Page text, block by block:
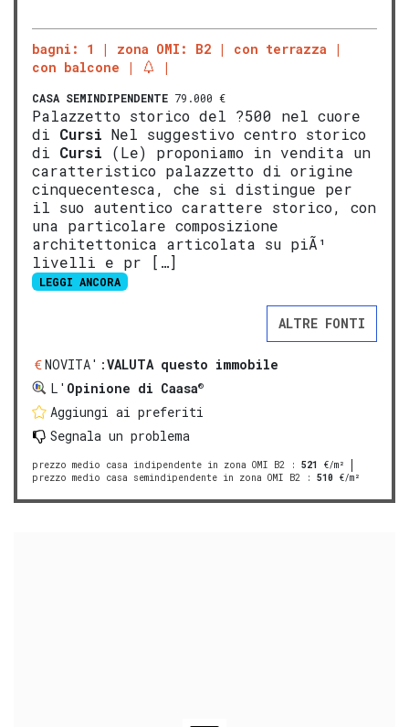
bagni: 1 zona OMI: B2
con terrazza
con balcone
CASA SEMINDIPENDENTE 79.000 €
Palazzetto storico del ?500 nel cuore
di Cursi Nel suggestivo centro storico
di Cursi (Le) proponiamo in vendita un
caratteristico palazzetto di origine
cinquecentesca, che si distingue per
il suo autentico carattere storico, con
una particolare composizione
architettonica articolata su piÃ¹
livelli e pr […]
LEGGI ANCORA
ALTRE FONTI
NOVITA':VALUTA questo immobile
L' Opinione di Caasa®
Aggiungi ai preferiti
Segnala un problema
prezzo medio casa indipendente in zona OMI B2 : 521
€/m²
prezzo medio casa semindipendente in zona OMI B2 : 510 €/m²